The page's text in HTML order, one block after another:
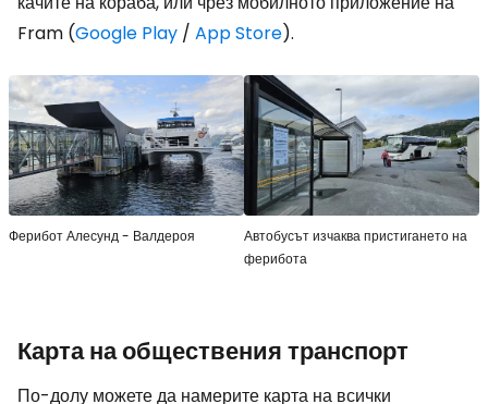
Fram (Google Play / App Store).
Ферибот Алесунд - Валдероя
Автобусът изчаква пристигането на
ферибота
Карта на обществения транспорт
По-долу можете да намерите карта на всички